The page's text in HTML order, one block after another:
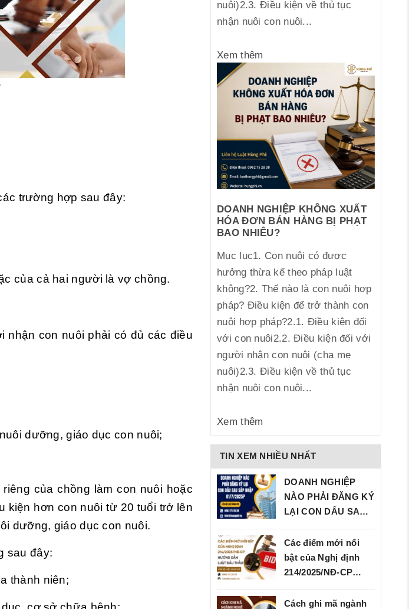
trường hợp sau đây:
của cả hai người là vợ chồng.
nhận con nuôi phải có đủ các điều
dưỡng, giáo dục con nuôi;
của chồng làm con nuôi hoặc
kiện hơn con nuôi từ 20 tuổi trở lên
dưỡng, giáo dục con nuôi.
sau đây:
thành niên;
nuôi)2.3. Điều kiện về thủ tục
nhận nuôi con nuôi...
Xem thêm
DOANH NGHIỆP KHÔNG XUẤT
HÓA ĐƠN BÁN HÀNG BỊ PHẠT
BAO NHIÊU?
Mục lục1. Con nuôi có được
hưởng thừa kế theo pháp luật
không?2. Thế nào là con nuôi hợp
pháp? Điều kiện để trở thành con
nuôi hợp pháp?2.1. Điều kiện đối
với con nuôi2.2. Điều kiện đối với
người nhận con nuôi (cha mẹ
nuôi)2.3. Điều kiện về thủ tục
nhận nuôi con nuôi...
Xem thêm
TIN XEM NHIỀU NHẤT
DOANH NGHIỆP
NÀO PHẢI ĐĂNG KÝ
LẠI CON DẤU SAU
Các điểm mới nổi
bật của Nghị định
214/2025/NĐ‑CP…
Cách ghi mã ngành